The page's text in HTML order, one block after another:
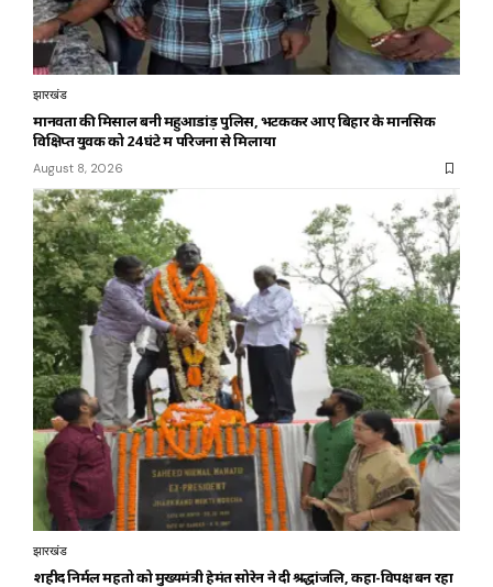
झारखंड
मानवता की मिसाल बनी महुआडांड़ पुलिस, भटककर आए बिहार के मानसिक
विक्षिप्त युवक को 24 घंटे में परिजनों से मिलाया
August 8, 2026
झारखंड
शहीद निर्मल महतो को मुख्यमंत्री हेमंत सोरेन ने दी श्रद्धांजलि, कहा-विपक्ष बन रहा